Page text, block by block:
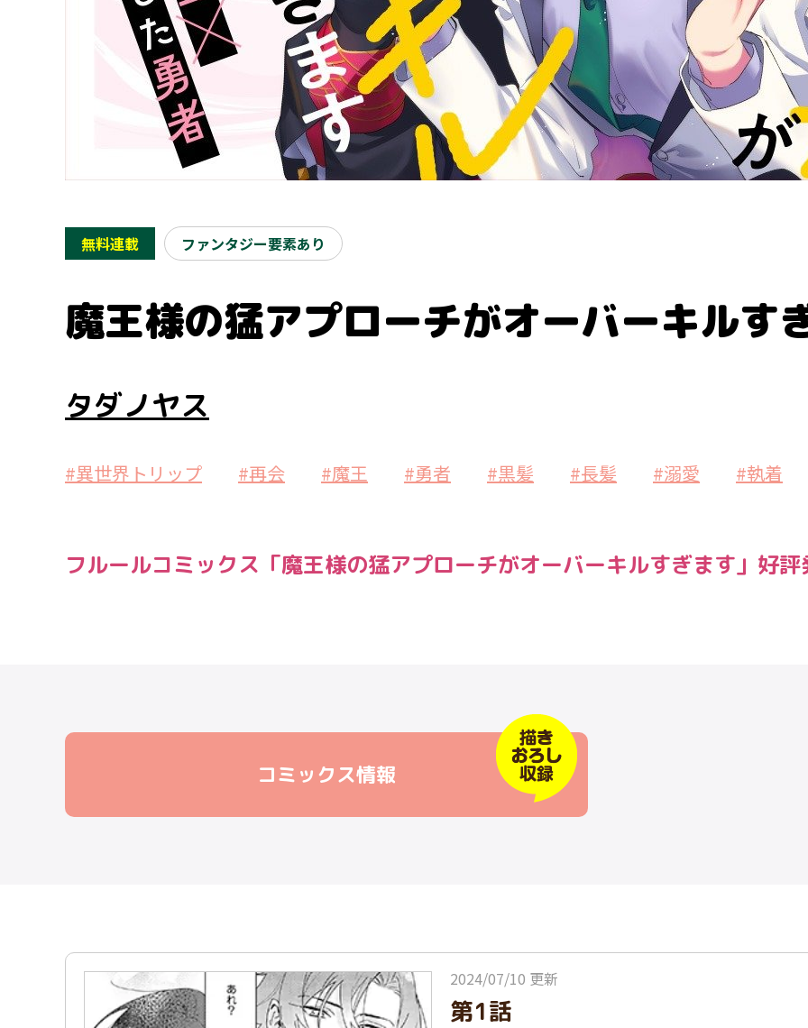
無料連載 ファンタジー要素あり
魔王様の猛アプローチがオーバーキルす
タダノヤス
#異世界トリップ #再会 #魔王 #勇者 #黒髪 #長髪 #溺愛 #執着
フルールコミックス「魔王様の猛アプローチがオーバーキルすぎます」好
コミックス情報
2024/07/10 更新
第1話